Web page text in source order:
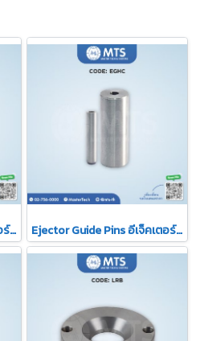
Ejector Guide Pins อีเจ็คเตอร์ไกด์พิน Ejector Guide Pins อีเจ็คเตอร์ไกด์พิน